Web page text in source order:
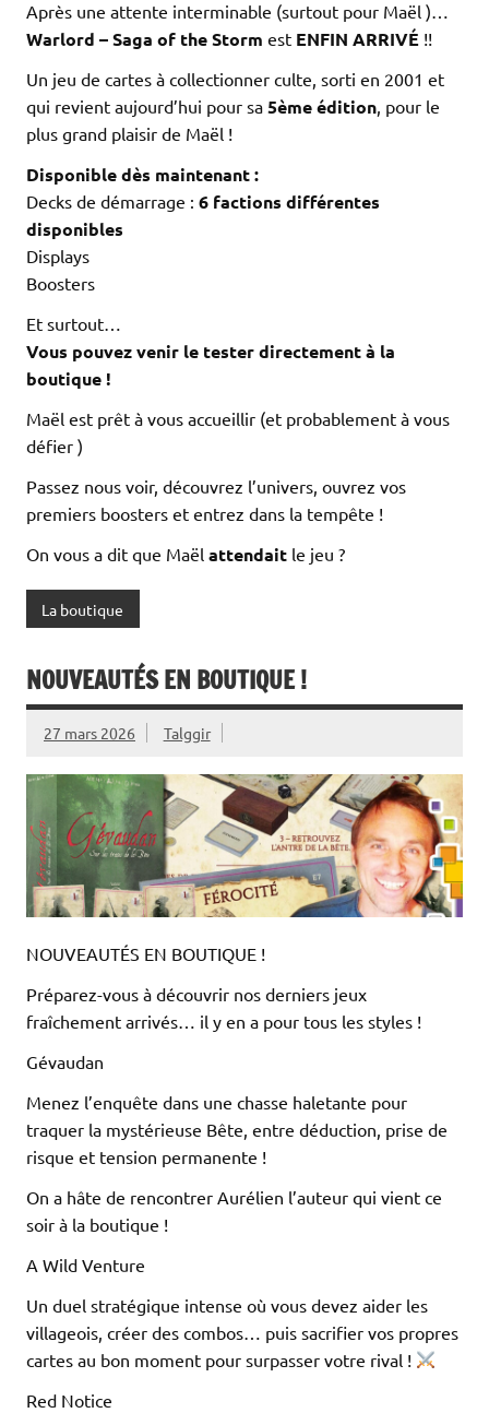
Après une attente interminable (surtout pour Maël )…
Warlord – Saga of the Storm est ENFIN ARRIVÉ !!
Un jeu de cartes à collectionner culte, sorti en 2001 et
qui revient aujourd’hui pour sa 5ème édition , pour le
plus grand plaisir de Maël !
Disponible dès maintenant :
Decks de démarrage : 6 factions différentes
disponibles
Displays
Boosters
Et surtout…
Vous pouvez venir le tester directement à la
boutique !
Maël est prêt à vous accueillir (et probablement à vous
défier )
Passez nous voir, découvrez l’univers, ouvrez vos
premiers boosters et entrez dans la tempête !
On vous a dit que Maël attendait le jeu ?
La boutique
NOUVEAUTÉS EN BOUTIQUE !
27 mars 2026 Talggir
NOUVEAUTÉS EN BOUTIQUE !
Préparez-vous à découvrir nos derniers jeux
fraîchement arrivés… il y en a pour tous les styles !
Gévaudan
Menez l’enquête dans une chasse haletante pour
traquer la mystérieuse Bête, entre déduction, prise de
risque et tension permanente !
On a hâte de rencontrer Aurélien l’auteur qui vient ce
soir à la boutique !
A Wild Venture
Un duel stratégique intense où vous devez aider les
villageois, créer des combos… puis sacrifier vos propres
cartes au bon moment pour surpasser votre rival !
Red Notice